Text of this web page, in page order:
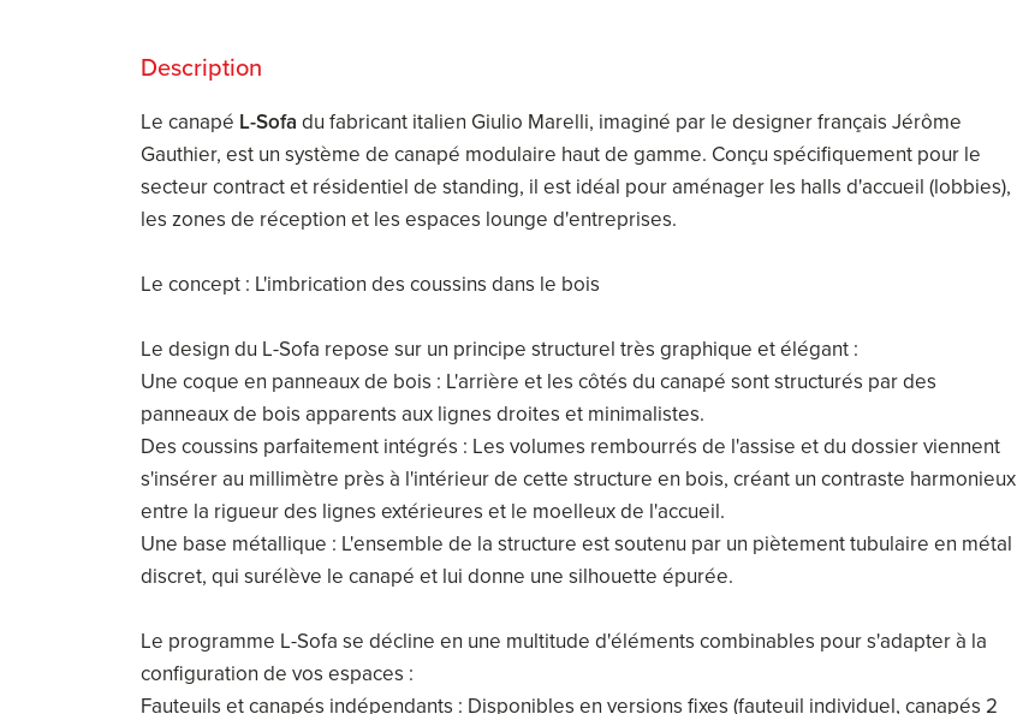
Description
Le canapé L-Sofa du fabricant italien Giulio Marelli, imaginé par le designer français Jérôme
Gauthier, est un système de canapé modulaire haut de gamme. Conçu spécifiquement pour le
secteur contract et résidentiel de standing, il est idéal pour aménager les halls d'accueil (lobbies),
les zones de réception et les espaces lounge d'entreprises.
Le concept : L'imbrication des coussins dans le bois
Le design du L-Sofa repose sur un principe structurel très graphique et élégant :
Une coque en panneaux de bois : L'arrière et les côtés du canapé sont structurés par des
panneaux de bois apparents aux lignes droites et minimalistes.
Des coussins parfaitement intégrés : Les volumes rembourrés de l'assise et du dossier viennent
s'insérer au millimètre près à l'intérieur de cette structure en bois, créant un contraste harmonieux
entre la rigueur des lignes extérieures et le moelleux de l'accueil.
Une base métallique : L'ensemble de la structure est soutenu par un piètement tubulaire en métal
discret, qui surélève le canapé et lui donne une silhouette épurée.
Le programme L-Sofa se décline en une multitude d'éléments combinables pour s'adapter à la
configuration de vos espaces :
Fauteuils et canapés indépendants : Disponibles en versions fixes (fauteuil individuel, canapés 2